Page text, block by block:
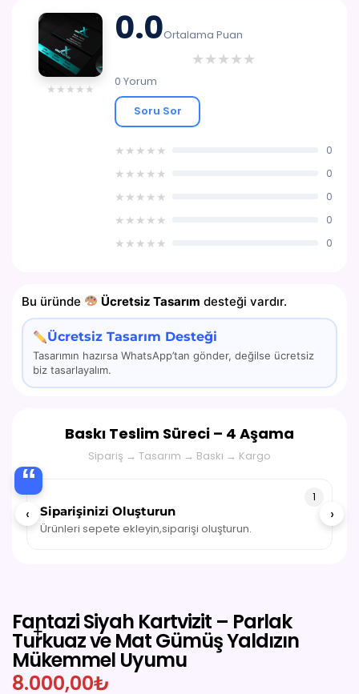
★ ★ ★ ★ ★
0.0Ortalama Puan
★★★★★
0 Yorum
Soru Sor
★ ★ ★ ★ ★ 0
★ ★ ★ ★ ★ 0
★ ★ ★ ★ ★ 0
★ ★ ★ ★ ★ 0
★ ★ ★ ★ ★ 0
Bu üründe Ücretsiz Tasarım desteği vardır.
Ücretsiz Tasarım Desteği
Tasarımın hazırsa WhatsApp’tan gönder, değilse ücretsiz
biz tasarlayalım.
Baskı Teslim Süreci – 4 Aşama
Sipariş → Tasarım → Baskı → Kargo
‹
“ 1
Siparişinizi Oluşturun
Ürünleri sepete ekleyin,siparişi oluşturun.
›
Fantazi Siyah Kartvizit – Parlak
Turkuaz ve Mat Gümüş Yaldızın
Mükemmel Uyumu
8.000,00₺
İLETIŞIM